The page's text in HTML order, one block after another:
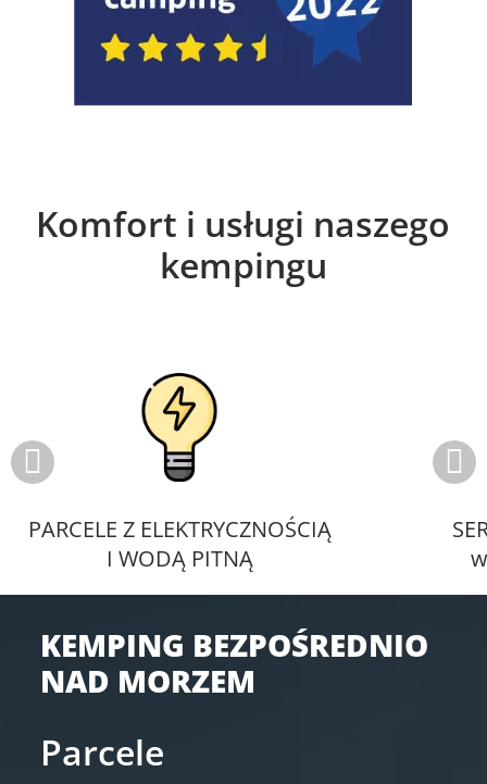
Komfort i usługi naszego
kempingu
PARCELE Z ELEKTRYCZNOŚCIĄ
I WODĄ PITNĄ
KEMPING BEZPOŚREDNIO
NAD MORZEM
Parcele